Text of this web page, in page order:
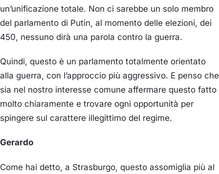
un’unificazione totale. Non ci sarebbe un solo membro
del parlamento di Putin, al momento delle elezioni, dei
450, nessuno dirà una parola contro la guerra.
Quindi, questo è un parlamento totalmente orientato
alla guerra, con l’approccio più aggressivo. E penso che
sia nel nostro interesse comune affermare questo fatto
molto chiaramente e trovare ogni opportunità per
spingere sul carattere illegittimo del regime.
Gerardo
Come hai detto, a Strasburgo, questo assomiglia più al